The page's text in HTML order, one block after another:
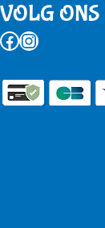
VOLG ONS
Facebook Instagram